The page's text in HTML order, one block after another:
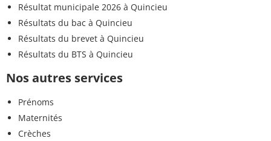
Résultat municipale 2026 à Quincieu
Résultats du bac à Quincieu
Résultats du brevet à Quincieu
Résultats du BTS à Quincieu
Nos autres services
Prénoms
Maternités
Crèches